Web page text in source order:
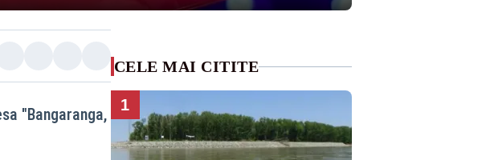
"Bangaranga,
CELE MAI CITITE
1